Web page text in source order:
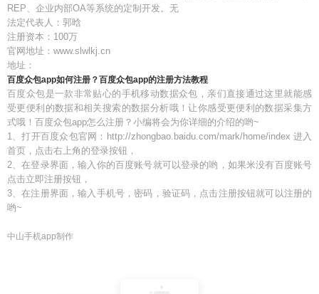
REP、企业内部OA等系统的定制开发。无
法定代表人：郭晗
注册资本：100万
官网地址：www.slwlkj.cn
地址：
百度众包app如何注册？百度众包app的注册方法教程
百度众包是一款非常贴心的手机移动数据众包，亲们直接通过这里就能感
受更便利的数据和相关搜索的数据分析哦！让你感受更便利的数据采集方
式哦！百度众包app怎么注册？小编将会为你详细的介绍的哟~
1、打开百度众包官网：http://zhongbao.baidu.com/mark/home/index 进入
首页，点击右上角的登录按钮，
2、在登录界面，输入你的百度账号就可以登录的哟，如果米没有百度账号
点击立即注册按钮，
3、在注册界面，输入手机号，密码，验证码，点击注册按钮就可以注册的
哟~
中山手机app制作